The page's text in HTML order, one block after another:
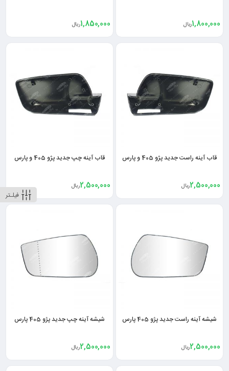
فیلـتر
1,800,000ریال 1,850,000ریال
قاب آینه راست جدید پژو 405 و پارس
2,500,000ریال
قاب آینه چپ جدید پژو 405 و پارس
2,500,000ریال
شیشه آینه راست جدید پژو 405 پارس
2,500,000ریال
شیشه آینه چپ جدید پژو 405 پارس
2,500,000ریال